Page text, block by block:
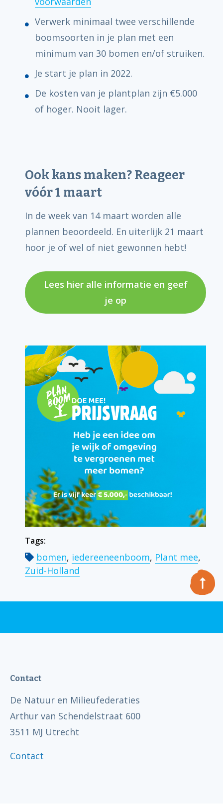
Verwerk minimaal twee verschillende
boomsoorten in je plan met een
minimum van 30 bomen en/of struiken.
Je start je plan in 2022.
De kosten van je plantplan zijn €5.000
of hoger. Nooit lager.
Ook kans maken? Reageer
vóór 1 maart
In de week van 14 maart worden alle
plannen beoordeeld. En uiterlijk 21 maart
hoor je of wel of niet gewonnen hebt!
Lees hier alle informatie en geef
je op
Tags:
bomen, iedereeneenboom, Plant mee,
Zuid-Holland
Contact
De Natuur en Milieufederaties
Arthur van Schendelstraat 600
3511 MJ Utrecht
Contact